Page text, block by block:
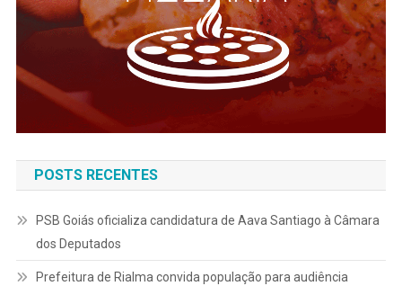
POSTS RECENTES
PSB Goiás oficializa candidatura de Aava Santiago à Câmara
dos Deputados
Prefeitura de Rialma convida população para audiência